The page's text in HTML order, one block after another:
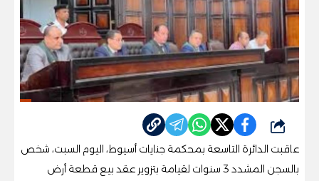
شارك
عاقبت الدائرة التاسعة بمحكمة جنايات أسيوط، اليوم السبت، شخص
بالسجن المشدد 3 سنوات لقيامة بتزوير عقد بيع قطعة أرض